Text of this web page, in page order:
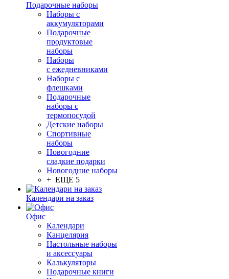
Подарочные наборы
Наборы с
аккумуляторами
Подарочные
продуктовые
наборы
Наборы
с ежедневниками
Наборы с
флешками
Подарочные
наборы с
термопосудой
Детские наборы
Спортивные
наборы
Новогодние
сладкие подарки
Новогодние наборы
+ ЕЩЕ 5
Календари на заказ
Офис
Календари
Канцелярия
Настольные наборы
и аксессуары
Калькуляторы
Подарочные книги